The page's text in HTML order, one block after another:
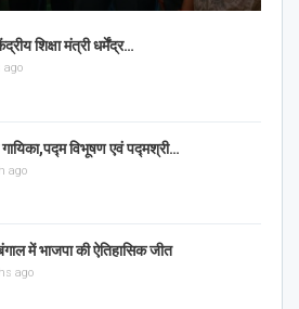
शिक्षा मंत्री धर्मेंद्र…
ago
गायिका,पद्म विभूषण एवं पद्मश्री…
ago
में भाजपा की ऐतिहासिक जीत
ago